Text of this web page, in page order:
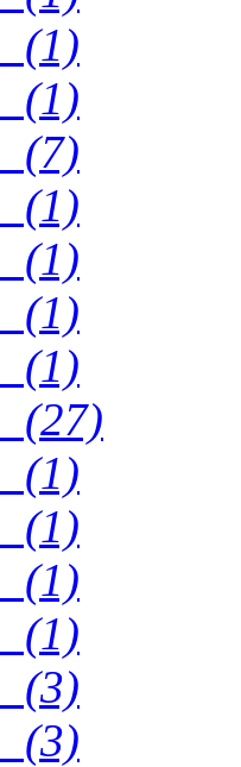
(1)
(1)
(7)
(1)
(1)
(1)
(1)
(27)
(1)
(1)
(1)
(1)
(3)
(3)